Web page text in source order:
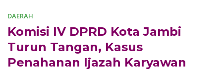
DAERAH
Komisi IV DPRD Kota Jambi
Turun Tangan, Kasus
Penahanan Ijazah Karyawan